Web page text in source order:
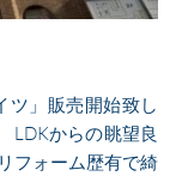
ツ」販売開始致し
LDKからの眺望良
ォーム歴有で綺